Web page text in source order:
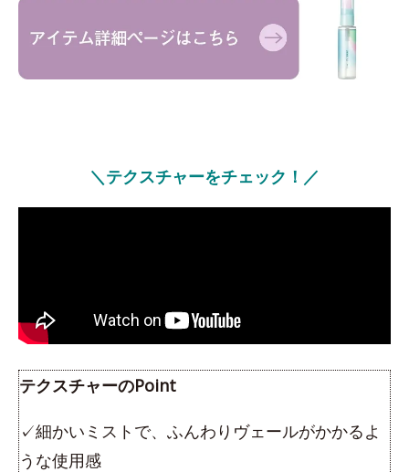
＼テクスチャーをチェック！／
テクスチャーのPoint
✓細かいミストで、ふんわりヴェールがかかるよ
うな使用感